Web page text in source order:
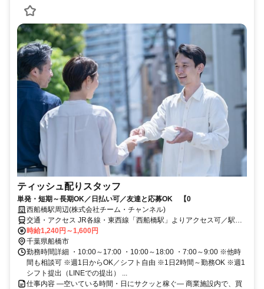
ティッシュ配りスタッフ
単発・短期～長期OK／日払い可／友達と応募OK 【0
西船橋駅周辺(株式会社チーム・チャンネル)
交通・アクセス JR各線・東西線「西船橋駅」よりアクセス可／駅近5
分以内 ※直行直帰OK
時給1,240円～1,600円
千葉県船橋市
勤務時間詳細 ・10:00～17:00 ・10:00～18:00 ・7:00～9:00 ※他時
間も相談可 ※週1日からOK／シフト自由 ※1日2時間～勤務OK ※週1
シフト提出（LINEでの提出） ...
仕事内容 ―空いている時間・日にサクッと稼ぐ― 商業施設内で、買